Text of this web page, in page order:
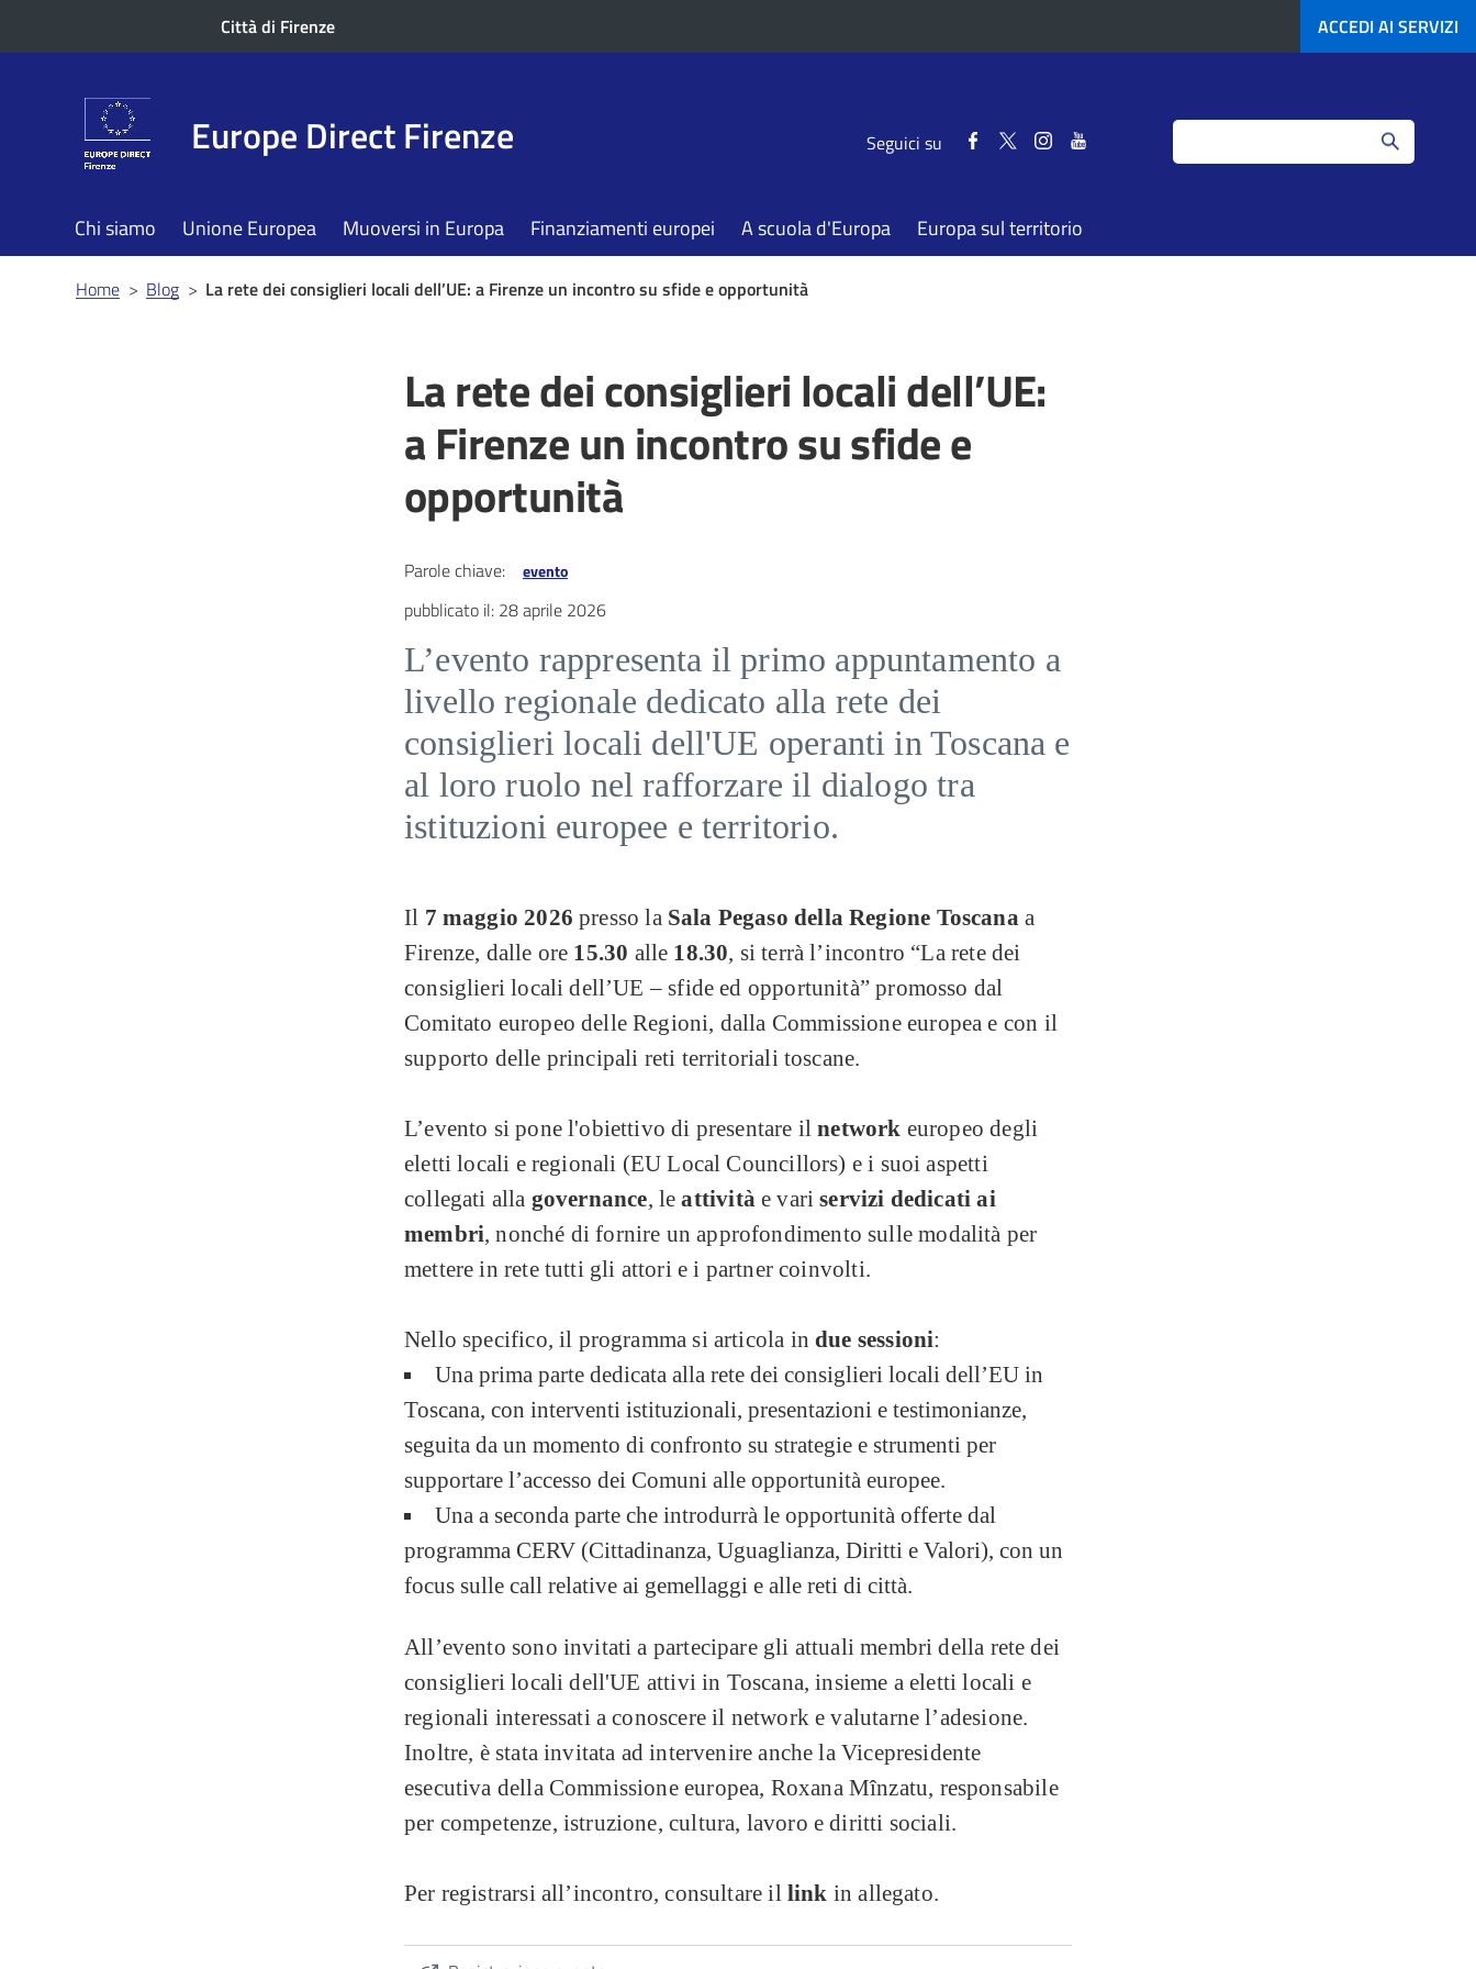
Città di Firenze ACCEDI AI SERVIZI
Europe Direct Firenze Seguici su
Seguici SeguiciSeguici
Search
Chi siamo Unione Europea Muoversi in Europa Finanziamenti europei A scuola d'Europa Europa sul territorio
Briciole
di
Home> Blog> La rete dei consiglieri locali dell’UE: a Firenze un incontro su sfide e opportunità
La rete dei consiglieri locali dell’UE:
a Firenze un incontro su sfide e
opportunità
Parole chiave: evento
pubblicato il: 28 aprile 2026
L’evento rappresenta il primo appuntamento a
livello regionale dedicato alla rete dei
consiglieri locali dell'UE operanti in Toscana e
al loro ruolo nel rafforzare il dialogo tra
istituzioni europee e territorio.
Il 7 maggio 2026 presso la Sala Pegaso della Regione Toscana a
Firenze, dalle ore 15.30 alle 18.30, si terrà l’incontro “La rete dei
consiglieri locali dell’UE – sfide ed opportunità” promosso dal
Comitato europeo delle Regioni, dalla Commissione europea e con il
supporto delle principali reti territoriali toscane.
L’evento si pone l'obiettivo di presentare ilnetwork europeo degli
eletti locali e regionali (EU Local Councillors) e i suoi aspetti
collegati alla governance, leattivitàe variservizi dedicati ai
membri, nonché di fornire un approfondimento sulle modalità per
mettere in rete tutti gli attori e i partner coinvolti.
Nello specifico, il programma si articola indue sessioni:
Una prima parte dedicata alla rete dei consiglieri locali dell’EU in
Toscana, con interventi istituzionali, presentazioni e testimonianze,
seguita da un momento di confronto su strategie e strumenti per
supportare l’accesso dei Comuni alle opportunità europee.
Una a seconda parte che introdurrà le opportunità offerte dal
programma CERV (Cittadinanza, Uguaglianza, Diritti e Valori), con un
focus sulle call relative ai gemellaggi e alle reti di città.
All’evento sono invitati a partecipare gli attuali membri della rete dei
consiglieri locali dell'UE attivi in Toscana, insieme a eletti locali e
regionali interessati a conoscere il network e valutarne l’adesione.
Inoltre, è stata invitata ad intervenire anche la Vicepresidente
esecutiva della Commissione europea, Roxana Mînzatu, responsabile
per competenze, istruzione, cultura, lavoro e diritti sociali.
Per registrarsi all’incontro, consultare il link in allegato.